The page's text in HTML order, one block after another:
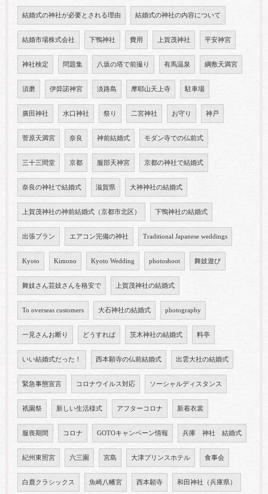
結婚式の神社が必要とされる理由 結婚式の神社の内容について
結婚市場株式会社 下鴨神社 費用 上賀茂神社 平安神宮
神社検定 問題集 八坂の塔で前撮り 有馬温泉 綱敷天満宮
須磨 伊弉諾神宮 淡路島 摩耶山天上寺 駐車場
廣田神社 水口神社 祭り 二宮神社 お守り 神戸
菅原天満宮 奈良 神前結婚式 モダン寺での仏前式
三十三間堂 京都 服部天神宮 京都の神社で結婚式
奈良の神社で結婚式 滋賀県 大神神社の結婚式
上賀茂神社の神前結婚式（京都市北区） 下鴨神社の結婚式
出張プラン エアコン完備の神社 Traditional Japanese weddings
Kyoto Kimono Kyoto Wedding photoshoot 舞妓遊び
舞妓さん芸妓さんを格安で 上賀茂神社の結婚式
To overseas customers 大石神社の結婚式 photography
一見さんお断り どうすれば 茨木神社の結婚式 料亭
いい結婚式だった！ 西本願寺の仏前結婚式 出雲大社の結婚式
緊急事態宣言 コロナウイルス対応 ソーシャルディスタンス
祇園祭 新しい生活様式 アフターコロナ 新着衣裳
服喪期間 コロナ GOTOキャンペーン情報 兵庫 神社 結婚式
紀州東照宮 六三園 宮島 大津プリンスホテル 食事会
白鹿クラシックス 魚崎八幡宮 西本願寺 和田神社（兵庫県）